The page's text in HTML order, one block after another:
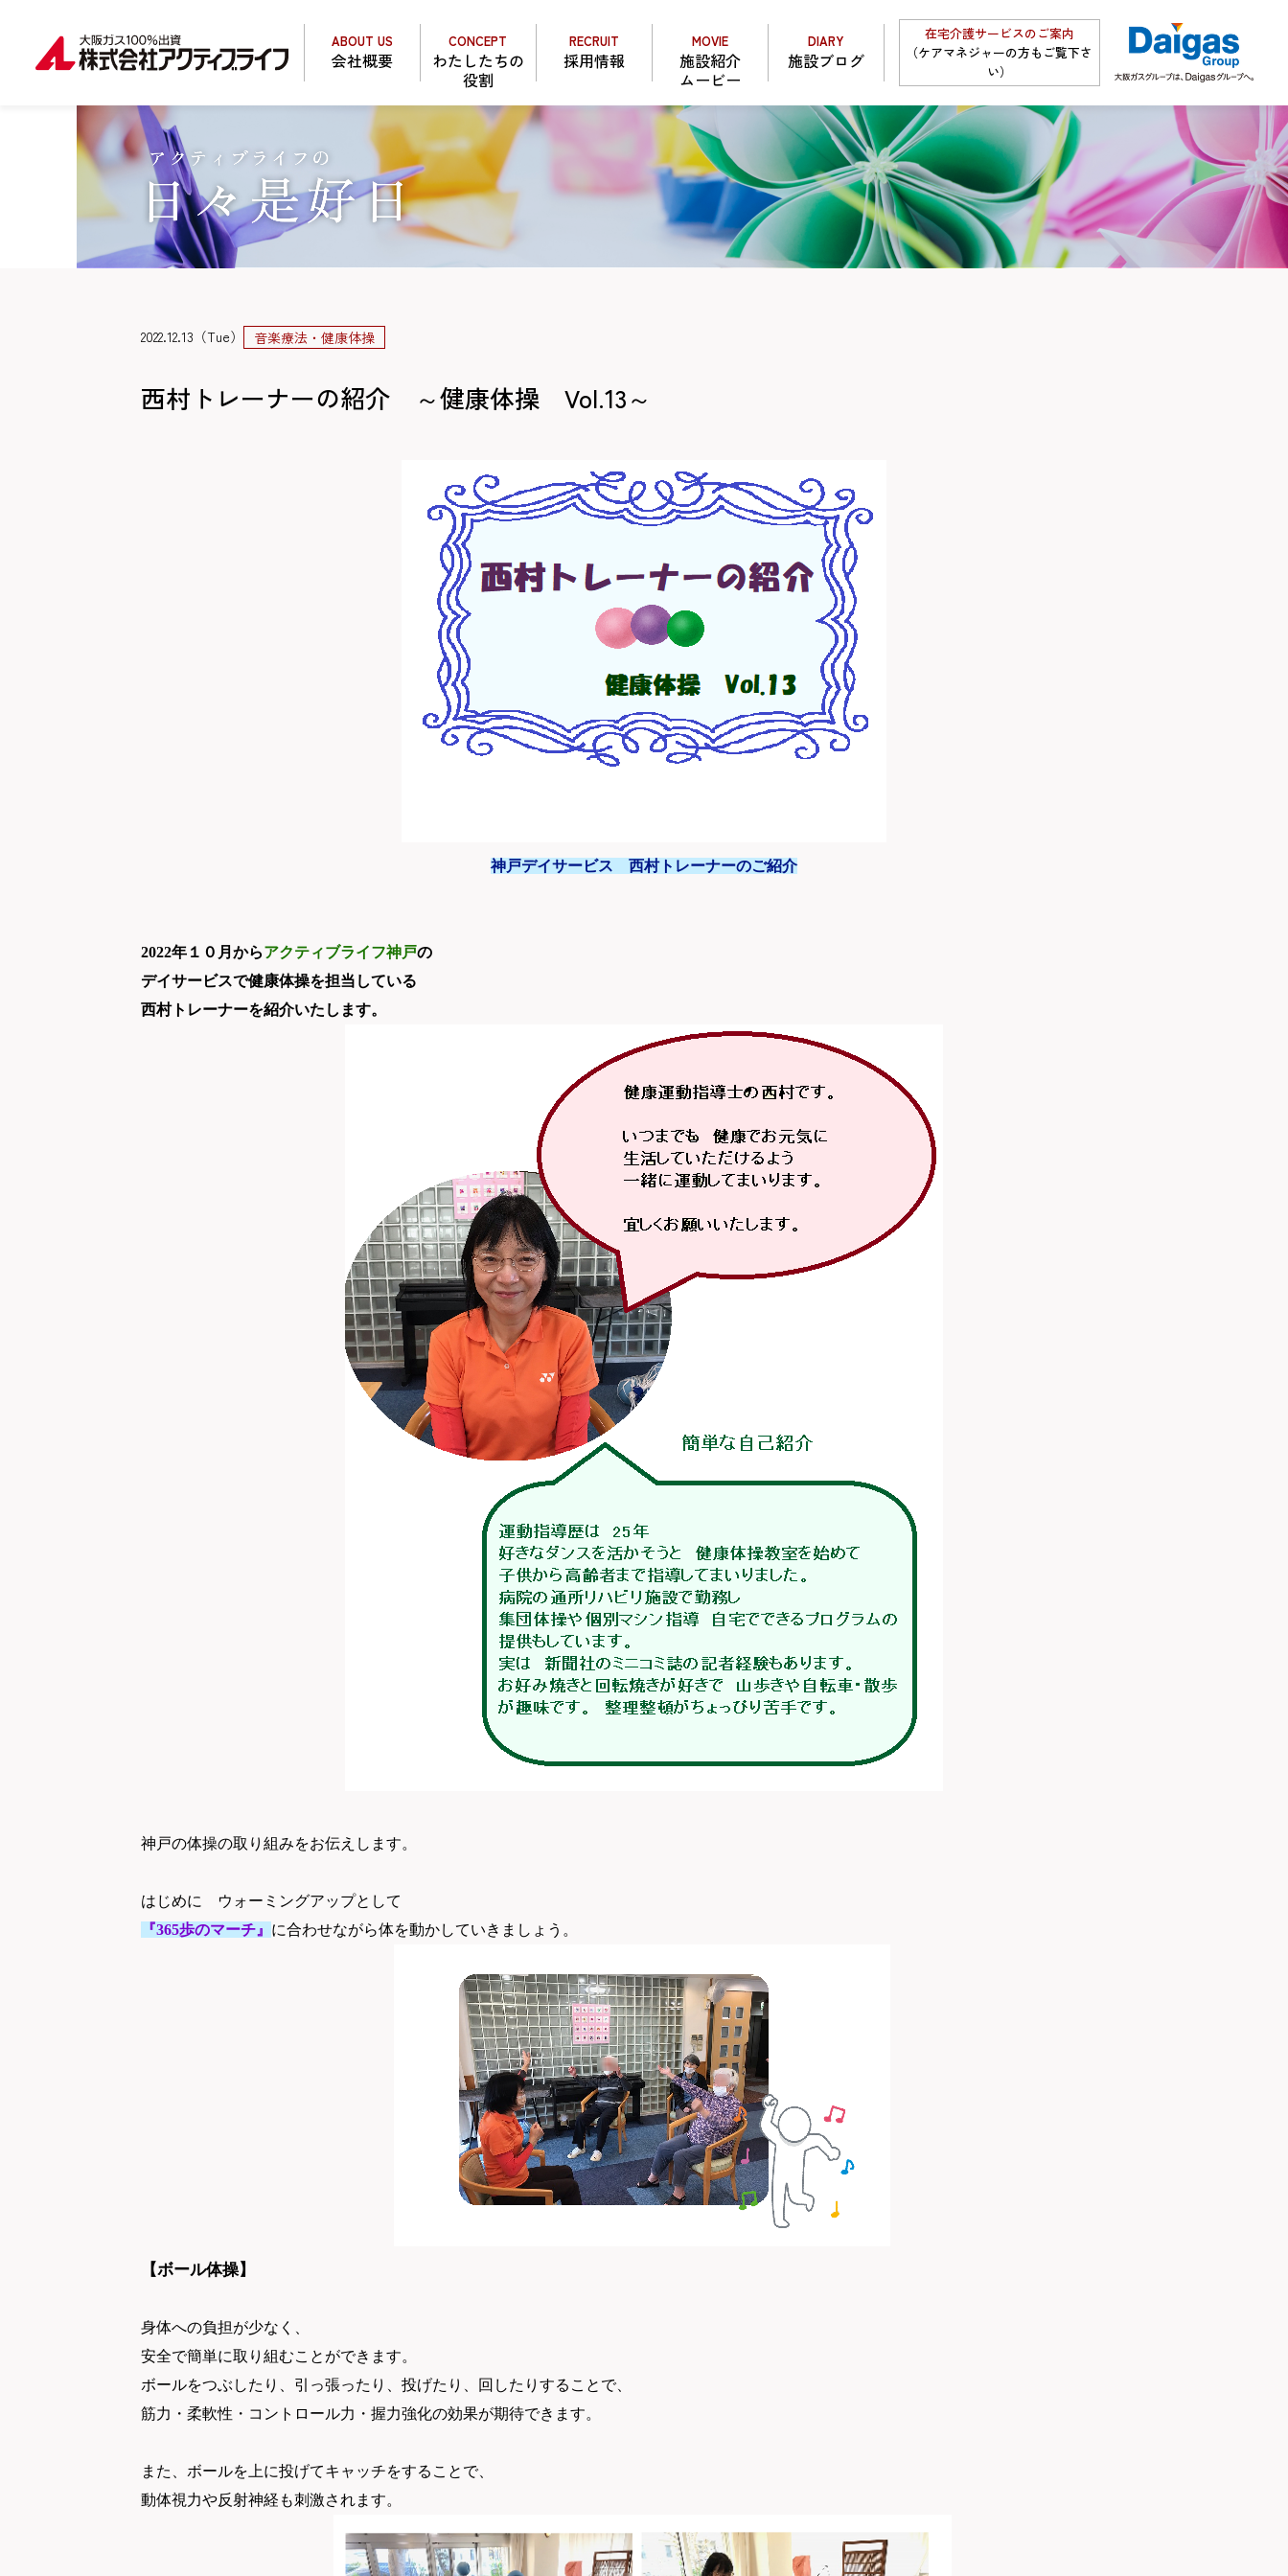
ABOUT US
会社概要
CONCEPT
わたしたちの
役割
RECRUIT
採用情報
MOVIE
施設紹介
ムービー
DIARY
施設ブログ
在宅介護サービスのご案内
（ケアマネジャーの方もご覧下さ
い）
2022.12.13（Tue） 音楽療法・健康体操
西村トレーナーの紹介 ～健康体操 Vol.13～
神戸デイサービス 西村トレーナーのご紹介
2022年 １０月からアクティブライフ神戸の
デイサービスで健康体操を担当している
西村トレーナーを紹介いたします。
神戸の体操の取り組みをお伝えします。
はじめに ウォーミングアップとして
『365歩のマーチ』 に合わせながら体を動かしていきましょう。
【ボール体操】
身体への負担が少なく、
安全で簡単に取り組むことができます。
ボールをつぶしたり、引っ張ったり、投げたり、回したりすることで、
筋力・柔軟性・コントロール力・握力強化の効果が期待できます。
また、ボールを上に投げてキャッチをすることで、
動体視力や反射神経も刺激されます。